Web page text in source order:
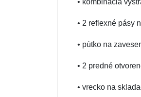
• kombinácia
• 2 reflexné pásy
• pútko na
• 2 predné
• vrecko na